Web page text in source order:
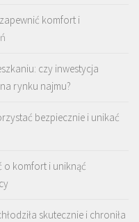
komfort i
czy inwestycja
rynku najmu?
bezpiecznie i unikać
o komfort i uniknąć
skutecznie i chroniła